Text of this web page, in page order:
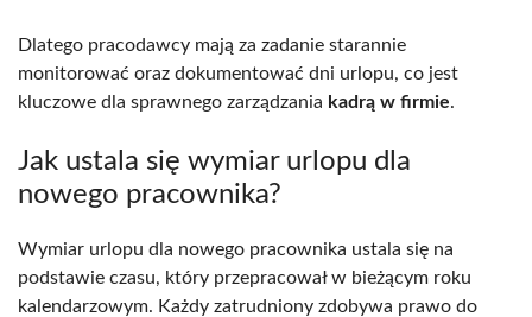
Dlatego pracodawcy mają za zadanie starannie
monitorować oraz dokumentować dni urlopu, co jest
kluczowe dla sprawnego zarządzania kadrą w firmie.
Jak ustala się wymiar urlopu dla
nowego pracownika?
Wymiar urlopu dla nowego pracownika ustala się na
podstawie czasu, który przepracował w bieżącym roku
kalendarzowym. Każdy zatrudniony zdobywa prawo do